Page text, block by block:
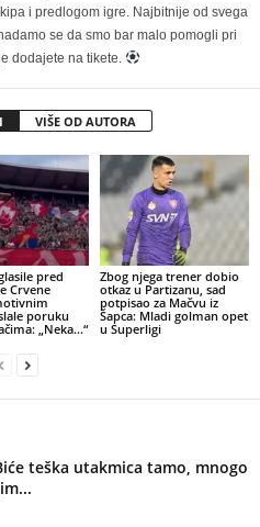
i predlogom igre. Najbitnije od svega
se da smo bar malo pomogli pri
dodajete na tikete.
VIŠE OD AUTORA
pred
Crvene
poruku
„Neka…“
Zbog njega trener dobio
otkaz u Partizanu, sad
potpisao za Mačvu iz
Šapca: Mladi golman opet
u Superligi
teška utakmica tamo, mnogo